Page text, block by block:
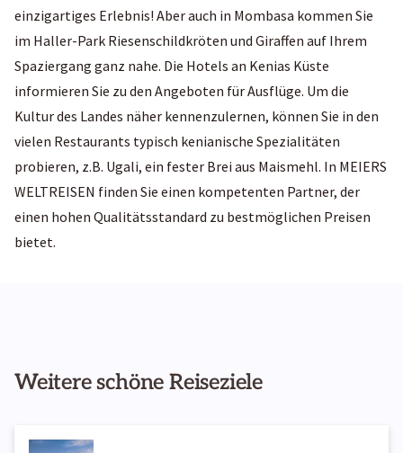
einzigartiges Erlebnis! Aber auch in Mombasa kommen Sie
im Haller-Park Riesenschildkröten und Giraffen auf Ihrem
Spaziergang ganz nahe. Die Hotels an Kenias Küste
informieren Sie zu den Angeboten für Ausflüge. Um die
Kultur des Landes näher kennenzulernen, können Sie in den
vielen Restaurants typisch kenianische Spezialitäten
probieren, z.B. Ugali, ein fester Brei aus Maismehl. In MEIERS
WELTREISEN finden Sie einen kompetenten Partner, der
einen hohen Qualitätsstandard zu bestmöglichen Preisen
bietet.
Weitere schöne Reiseziele